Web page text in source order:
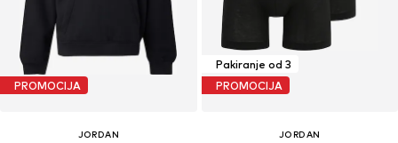
PROMOCIJA
JORDAN
Pakiranje od 3
PROMOCIJA
JORDAN